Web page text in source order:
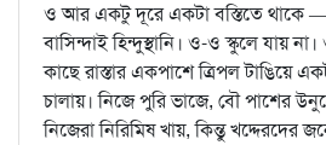
ও আর একটু দূরে একটা বস্তিতে থাকে —
বাসিন্দাই হিন্দুস্থানি। ও-ও স্কুলে যায়
কাছে রাস্তার একপাশে ত্রিপল টাঙিয়ে
চালায়। নিজে পুরি ভাজে, বৌ পাশের
নিজেরা নিরিমিষ খায়, কিন্তু খদ্দেরদের